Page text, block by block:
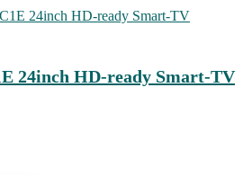
24inch HD-ready Smart-TV